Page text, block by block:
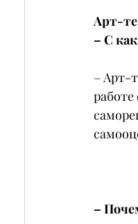
Арт-
– С
– Арт-
–